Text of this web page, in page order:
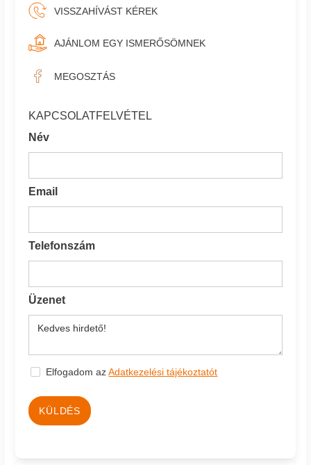
VISSZAHÍVÁST KÉREK
AJÁNLOM EGY ISMERŐSÖMNEK
MEGOSZTÁS
KAPCSOLATFELVÉTEL
Név
Email
Telefonszám
Üzenet
Elfogadom azAdatkezelési tájékoztatót
KÜLDÉS